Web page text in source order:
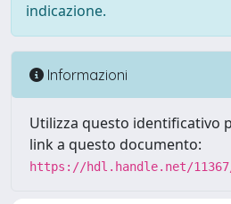
indicazione.
Informazioni
Utilizza questo identificativo
link a questo documento:
https://hdl.handle.net/11367/